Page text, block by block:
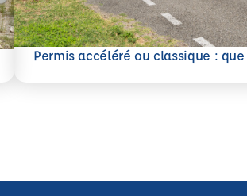
Permis accéléré ou classique :
En savoir plus